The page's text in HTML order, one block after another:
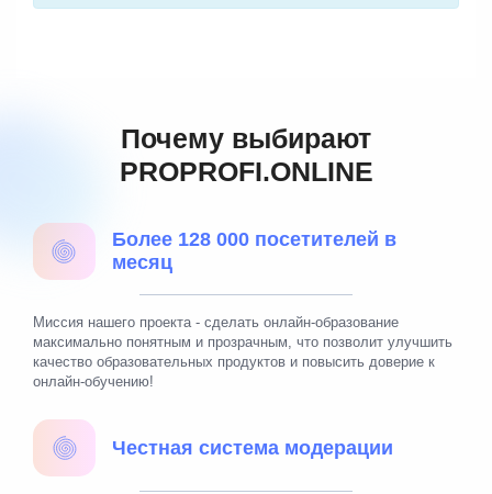
Почему выбирают
PROPROFI.ONLINE
Более 128 000 посетителей в
месяц
Миссия нашего проекта - сделать онлайн-образование
максимально понятным и прозрачным, что позволит улучшить
качество образовательных продуктов и повысить доверие к
онлайн-обучению!
Честная система модерации